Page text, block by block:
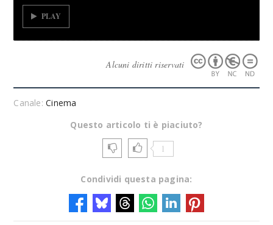
PLAY
Alcuni diritti riservati
Canale:Cinema
Questo articolo ti è piaciuto?
1
Condividi questa pagina: